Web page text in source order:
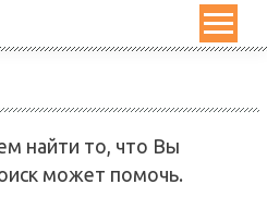
найти то, что Вы
может помочь.